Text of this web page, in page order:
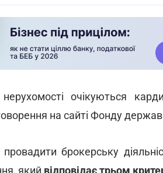
очікуються
на сайті Фонду
брокерську
який відповідає трьом